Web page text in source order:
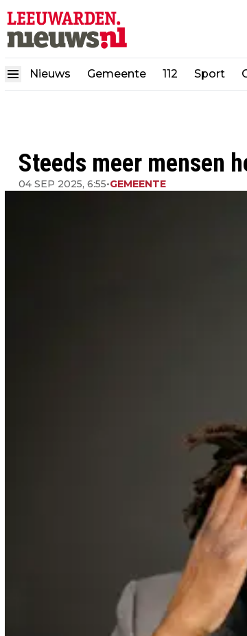
Nieuws Gemeente 112 Sport
Steeds meer mensen
04 SEP 2025, 6:55•GEMEENTE